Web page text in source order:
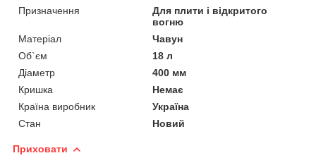
Призначення
Для плити і відкритого
вогню
Матеріал
Чавун
Об`єм
18 л
Діаметр
400 мм
Кришка
Немає
Країна виробник
Україна
Стан
Новий
Приховати